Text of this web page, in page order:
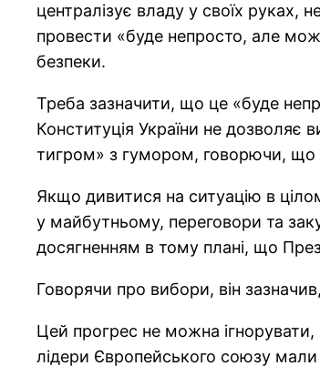
централізує владу у своїх руках,
провести «буде непросто, але
безпеки.
Треба зазначити, що це «буде
Конституція України не дозволяє
тигром» з гумором, говорючи,
Якщо дивитися на ситуацію в
у майбутньому, переговори та
досягненням в тому плані, що
Говорячи про вибори, він
Цей прогрес не можна
лідери Європейського союзу